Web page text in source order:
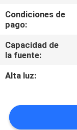
ÉNTRENOS
EN
CONTACTO
CON
NOTICIAS
Condiciones de
pago:
Capacidad de
la fuente:
Alta luz: